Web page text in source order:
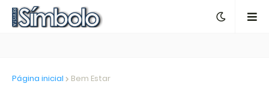
Página inicial Bem Estar